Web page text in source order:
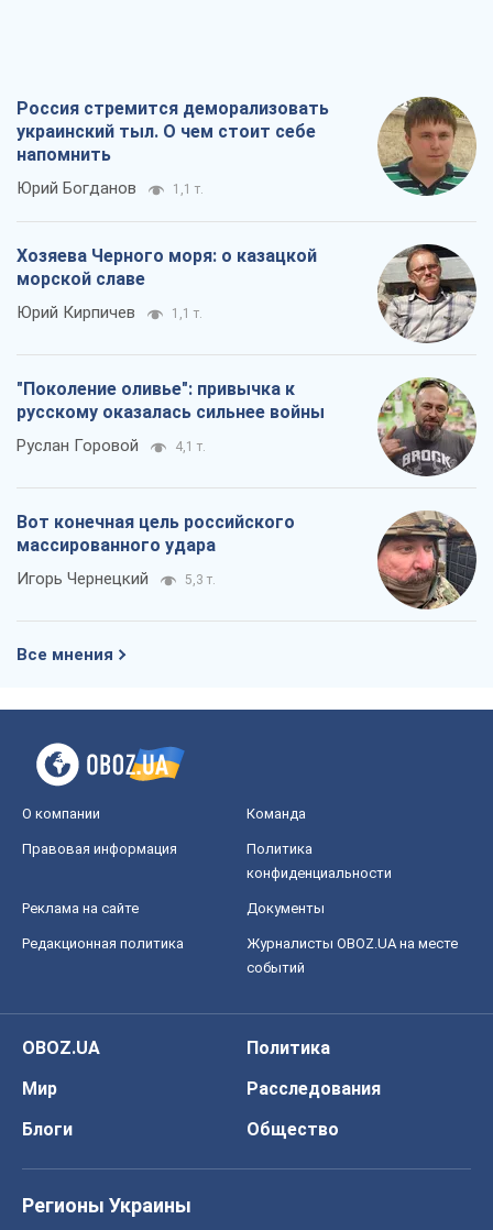
Россия стремится деморализовать
украинский тыл. О чем стоит себе
напомнить
Юрий Богданов 1,1 т.
Хозяева Черного моря: о казацкой
морской славе
Юрий Кирпичев 1,1 т.
"Поколение оливье": привычка к
русскому оказалась сильнее войны
Руслан Горовой 4,1 т.
Вот конечная цель российского
массированного удара
Игорь Чернецкий 5,3 т.
Все мнения
О компании Команда
Правовая информация
Политика
конфиденциальности
Реклама на сайте Документы
Редакционная политика
Журналисты OBOZ.UA на месте
событий
OBOZ.UA
Политика
Мир
Расследования
Блоги
Общество
Регионы Украины